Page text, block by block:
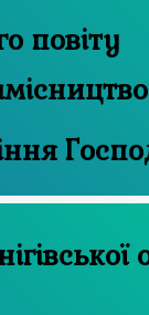
повіту
архів